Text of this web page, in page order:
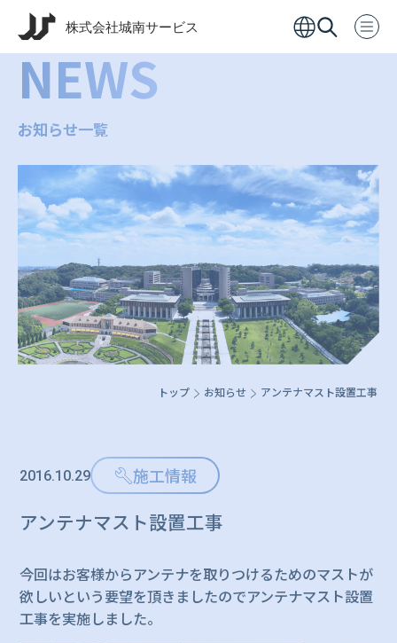
NEWS
お知らせ一覧
トップ お知らせ アンテナマスト設置工事
2016.10.29 施工情報
アンテナマスト設置工事
今回はお客様からアンテナを取りつけるためのマストが
欲しいという要望を頂きましたのでアンテナマスト設置
工事を実施しました。